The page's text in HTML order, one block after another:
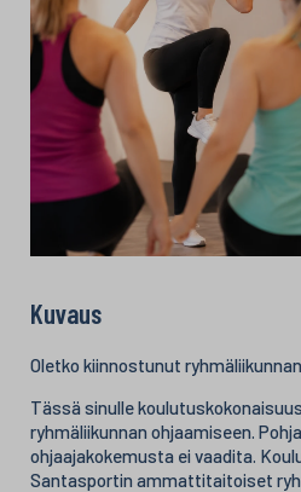
Kuvaus
Oletko kiinnostunut
Tässä sinulle
ryhmäliikunnan ohjaamiseen.
ohjaajakokemusta ei vaadita.
Santasportin ammattitaitoiset